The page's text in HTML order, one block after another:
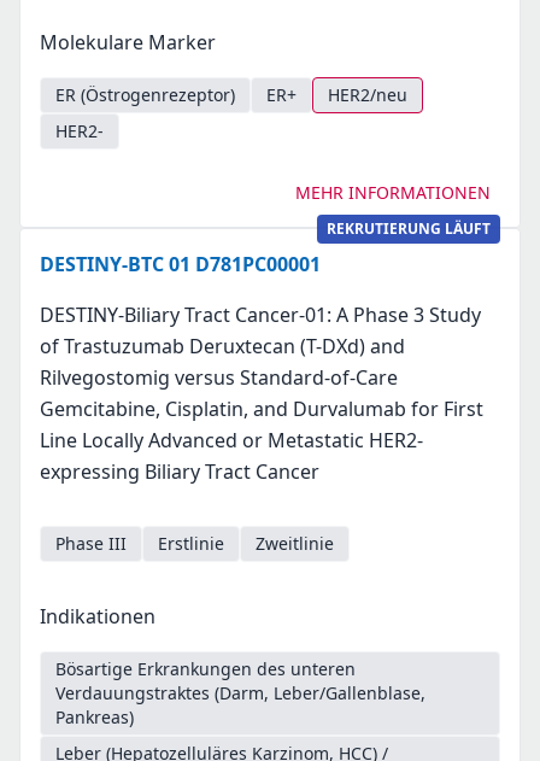
Molekulare Marker
ER (Östrogenrezeptor) ER+
HER2/neu
HER2-
MEHR INFORMATIONEN
REKRUTIERUNG LÄUFT
DESTINY-BTC 01 D781PC00001
DESTINY-Biliary Tract Cancer-01: A Phase 3 Study
of Trastuzumab Deruxtecan (T-DXd) and
Rilvegostomig versus Standard-of-Care
Gemcitabine, Cisplatin, and Durvalumab for First
Line Locally Advanced or Metastatic HER2-
expressing Biliary Tract Cancer
Phase III Erstlinie Zweitlinie
Indikationen
Bösartige Erkrankungen des unteren
Verdauungstraktes (Darm, Leber/Gallenblase,
Pankreas)
Leber (Hepatozelluläres Karzinom, HCC) /